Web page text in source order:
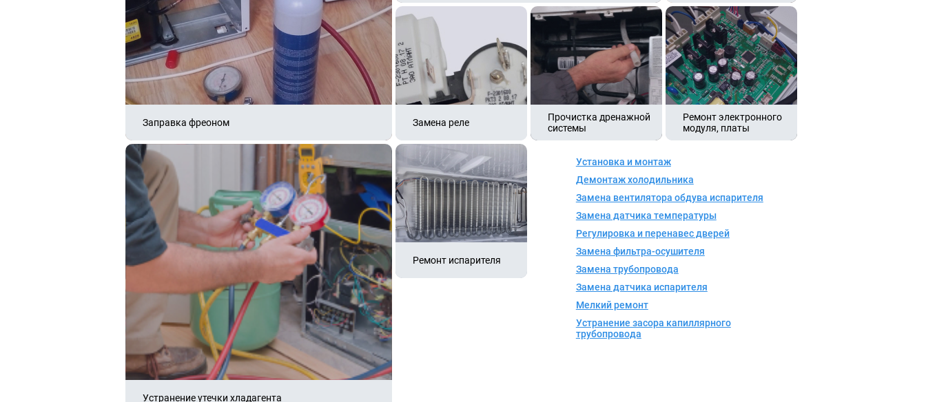
Заправка фреоном Замена реле
Прочистка дренажной
системы
Ремонт электронного
модуля, платы
Устранение утечки хладагента
Ремонт испарителя
Установка и монтаж
Демонтаж холодильника
Замена вентилятора обдува испарителя
Замена датчика температуры
Регулировка и перенавес дверей
Замена фильтра-осушителя
Замена трубопровода
Замена датчика испарителя
Мелкий ремонт
Устранение засора капиллярного
трубопровода